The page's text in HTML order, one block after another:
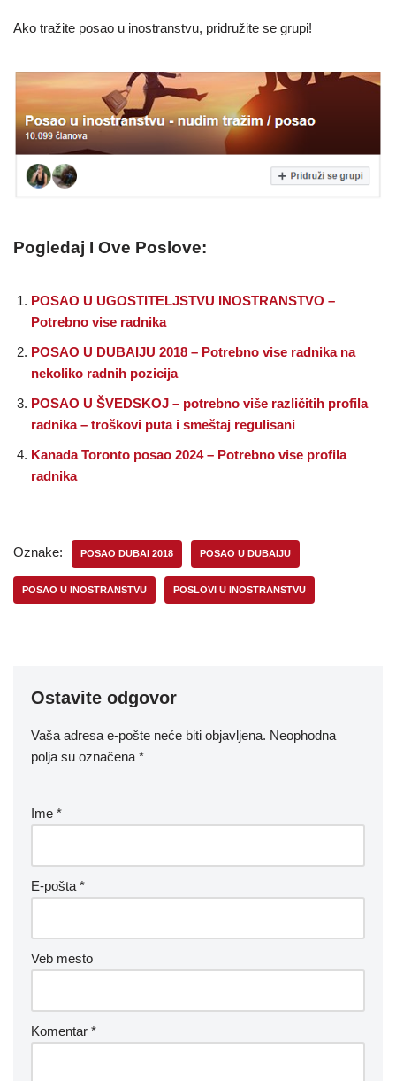
Ako tražite posao u inostranstvu, pridružite se grupi!
Pogledaj I Ove Poslove:
POSAO U UGOSTITELJSTVU INOSTRANSTVO –
Potrebno vise radnika
POSAO U DUBAIJU 2018 – Potrebno vise radnika na
nekoliko radnih pozicija
POSAO U ŠVEDSKOJ – potrebno više različitih profila
radnika – troškovi puta i smeštaj regulisani
Kanada Toronto posao 2024 – Potrebno vise profila
radnika
Oznake: POSAO DUBAI 2018 POSAO U DUBAIJU
POSAO U INOSTRANSTVU POSLOVI U INOSTRANSTVU
Ostavite odgovor
Vaša adresa e-pošte neće biti objavljena. Neophodna
polja su označena *
Ime *
E-pošta *
Veb mesto
Komentar *